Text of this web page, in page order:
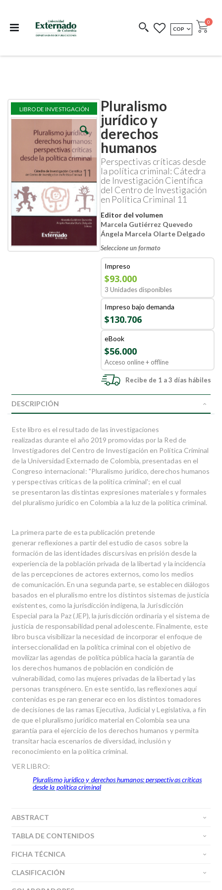
COEDICIONES REDIMIR CÓDIGO
MONEDA
COP Cart
0
Pluralismo
jurídico y
derechos
humanos
Perspectivas críticas desde
la política criminal: Cátedra
de Investigación Científica
del Centro de Investigación
en Política Criminal 11
Editor del volumen
Marcela Gutiérrez Quevedo
Ángela Marcela Olarte Delgado
Seleccione un formato
Impreso
$93.000
3 Unidades disponibles
Impreso bajo demanda
$130.706
eBook
$56.000
Acceso online + offline
Recibe de 1 a 3 días hábiles
Skip
the
images
Skip
the
beginning
images
LIBRO DE INVESTIGACIÓN
DESCRIPCIÓN
Este libro es el resultado de las investigaciones
realizadas durante el año 2019 promovidas por la Red de
Investigadores del Centro de Investigación en Política Criminal
de la Universidad Externado de Colombia, presentadas en el
Congreso internacional: "Pluralismo jurídi­co, derechos humanos
y perspectivas críticas de la política criminal'; en el cual
se presentaron las distintas expresiones materiales y formales
del pluralismo jurídico en Colombia a la luz de la política criminal.
La primera parte de esta publicación pretende
generar reflexiones a partir del estudio de casos sobre la
formación de las identidades dis­cursivas en prisión desde la
experiencia de la población privada de la li­bertad y la incidencia
de las percepciones de actores externos, como los medios
de comunicación. En una segunda parte, se establecen diá­logos
basados en el pluralismo entre los distintos sistemas de justicia
existentes, como la jurisdicción indígena, la Jurisdicción
Especial para la Paz (JEP), la jurisdicción ordinaria y el sistema de
justicia de responsa­bilidad penal adolescente. Finalmente, este
libro busca visibilizar la ne­cesidad de incorporar el enfoque de
interseccionalidad en la política criminal con el objetivo de
movilizar las agendas de política pública hacia la garantía de
los derechos humanos de población en condición de
vulnerabilidad, como las mujeres privadas de la libertad y las
perso­nas transgénero. En este sentido, las reflexiones aquí
contenidas es pe ran generar eco en los distintos tomadores
de decisiones de las ramas Ejecutiva, Judicial y Legislativa, a fin
de que el pluralismo jurídico mate­rial en Colombia sea una
garantía para el ejercicio de los derechos hu­manos y permita
transitar hacia escenarios de diversidad, inclusión y
reconocimiento en la política criminal.
VER LIBRO:
Pluralismo jurídico y derechos humanos: perspectivas críticas
desde la política criminal
ABSTRACT
TABLA DE CONTENIDOS
FICHA TÉCNICA
CLASIFICACIÓN